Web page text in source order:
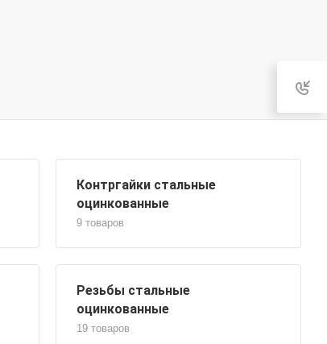
Контргайки стальные
оцинкованные
9 товаров
Резьбы стальные
оцинкованные
19 товаров